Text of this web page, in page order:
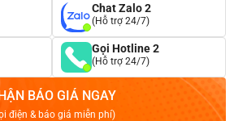
Chat Zalo 2
(Hỗ trợ 24/7)
Gọi Hotline 2
(Hỗ trợ 24/7)
BÁO GIÁ NGAY
điện & báo giá miễn phí)